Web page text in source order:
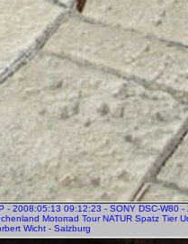
2008:05:13 09:12:23 - SONY DSC-W80 -
Motorrad Tour NATUR Spatz Tier
Wicht - Salzburg